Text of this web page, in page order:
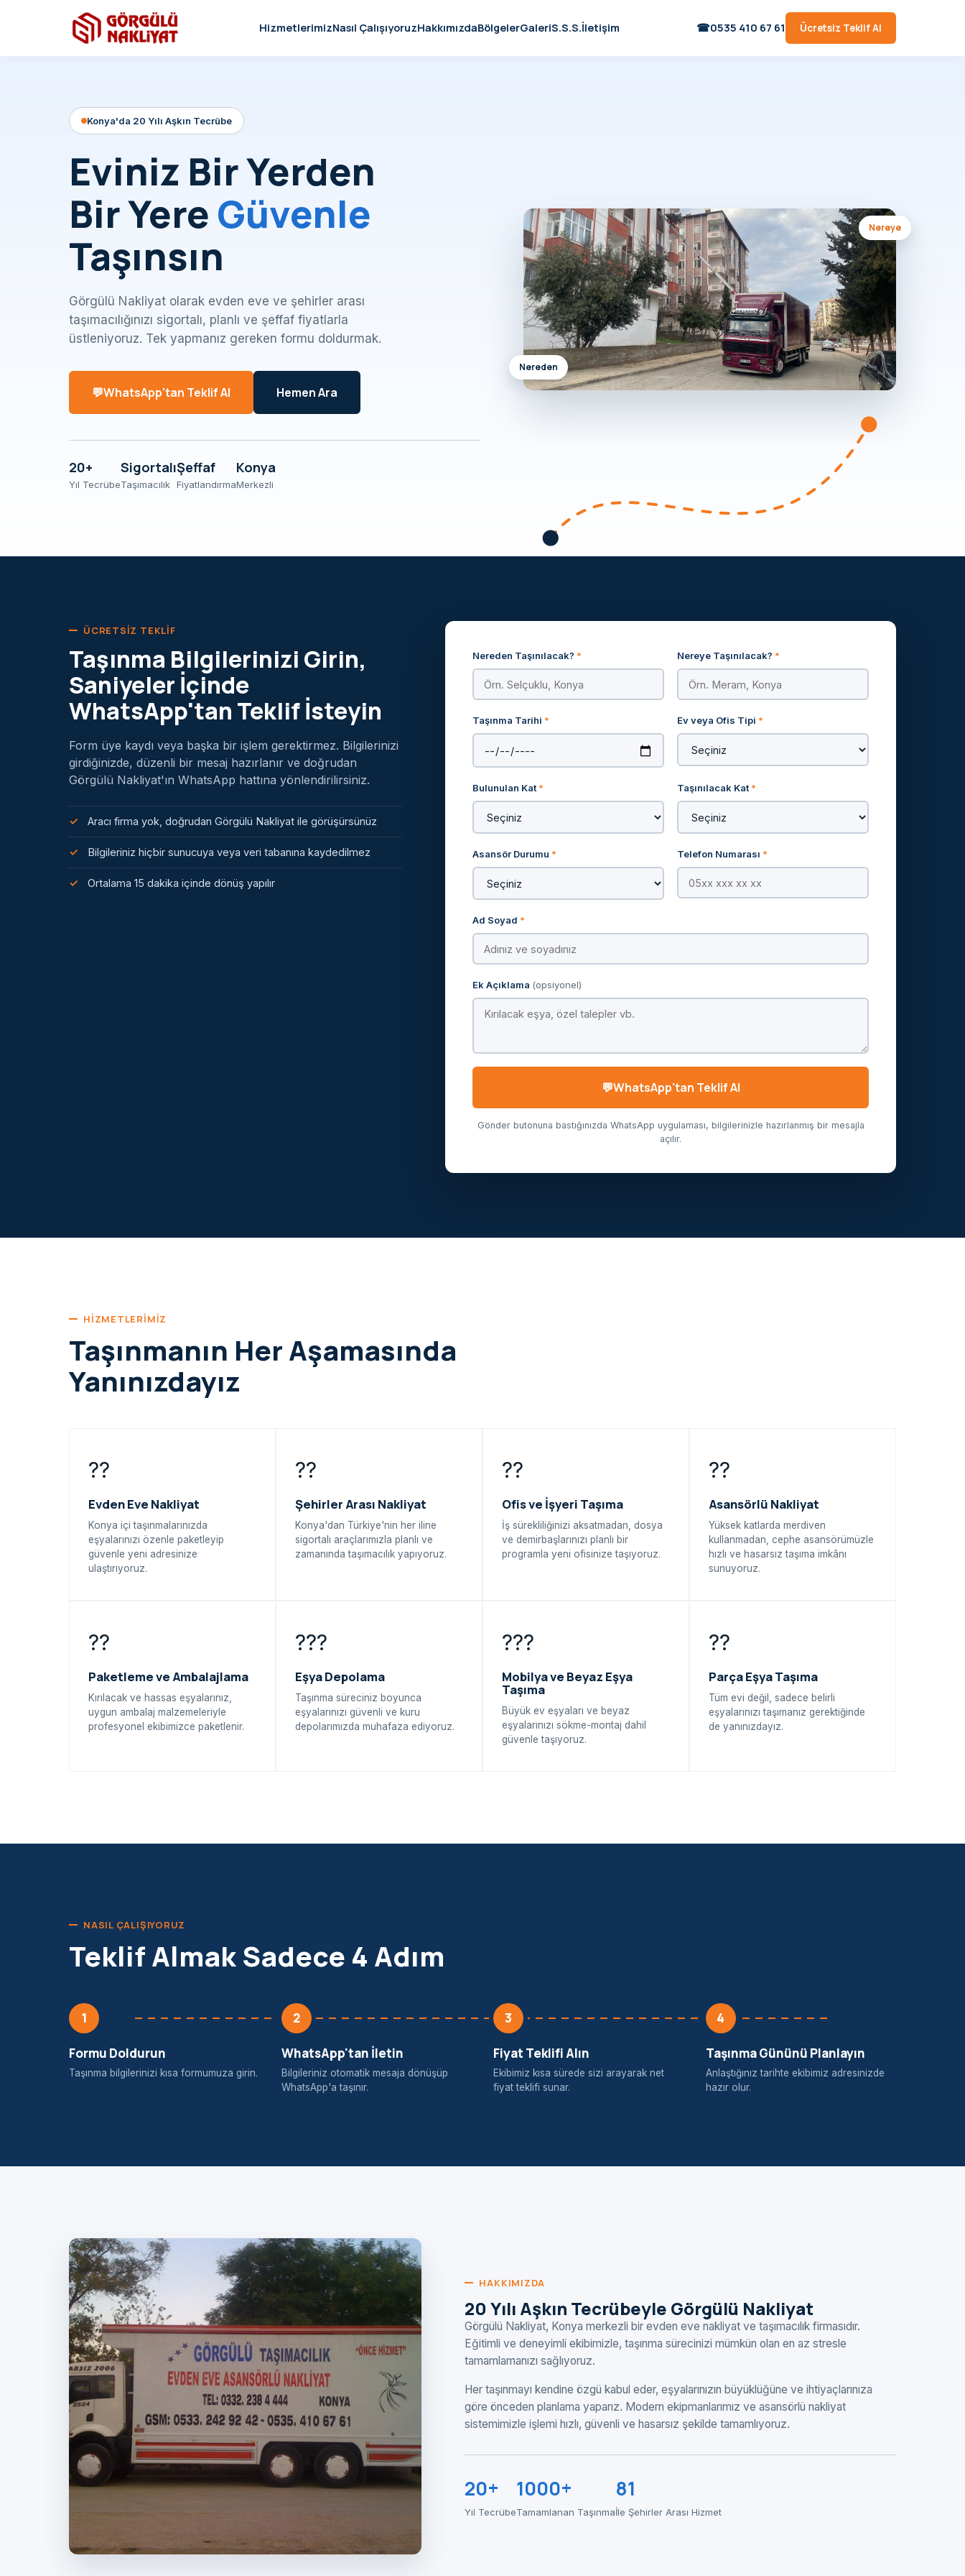
HizmetlerimizNasıl ÇalışıyoruzHakkımızdaBölgelerGaleriS.S.S.İletişim 0535 410 67 61 Ücretsiz Teklif Al
Konya'da 20 Yılı Aşkın Tecrübe
Eviniz Bir Yerden
Bir YereGüvenle
Taşınsın
Görgülü Nakliyat olarak evden eve ve şehirler arası
taşımacılığınızı sigortalı, planlı ve şeffaf fiyatlarla
üstleniyoruz. Tek yapmanız gereken formu doldurmak.
WhatsApp'tan Teklif Al Hemen Ara
20+
Yıl Tecrübe
Sigortalı
Taşımacılık
Şeffaf
Fiyatlandırma
Konya
Merkezli
Nereden
Nereye
ÜCRETSIZ TEKLIF
Taşınma Bilgilerinizi Girin,
Saniyeler İçinde
WhatsApp'tan Teklif İsteyin
Form üye kaydı veya başka bir işlem gerektirmez. Bilgilerinizi
girdiğinizde, düzenli bir mesaj hazırlanır ve doğrudan
Görgülü Nakliyat'ın WhatsApp hattına yönlendirilirsiniz.
Aracı firma yok, doğrudan Görgülü Nakliyat ile görüşürsünüz
Bilgileriniz hiçbir sunucuya veya veri tabanına kaydedilmez
Ortalama 15 dakika içinde dönüş yapılır
Nereden Taşınılacak? * Nereye Taşınılacak? *
Taşınma Tarihi * Ev veya Ofis Tipi *
Bulunulan Kat* Taşınılacak Kat*
Asansör Durumu * Telefon Numarası *
Ad Soyad *
Ek Açıklama (opsiyonel)
WhatsApp'tan Teklif Al
Gönder butonuna bastığınızda WhatsApp uygulaması, bilgilerinizle hazırlanmış bir mesajla
açılır.
HIZMETLERIMIZ
Taşınmanın Her Aşamasında
Yanınızdayız
??
Evden Eve Nakliyat
Konya içi taşınmalarınızda
eşyalarınızı özenle paketleyip
güvenle yeni adresinize
ulaştırıyoruz.
??
Şehirler Arası Nakliyat
Konya'dan Türkiye'nin her iline
sigortalı araçlarımızla planlı ve
zamanında taşımacılık yapıyoruz.
??
Ofis ve İşyeri Taşıma
İş sürekliliğinizi aksatmadan, dosya
ve demirbaşlarınızı planlı bir
programla yeni ofisinize taşıyoruz.
??
Asansörlü Nakliyat
Yüksek katlarda merdiven
kullanmadan, cephe asansörümüzle
hızlı ve hasarsız taşıma imkânı
sunuyoruz.
??
Paketleme ve Ambalajlama
Kırılacak ve hassas eşyalarınız,
uygun ambalaj malzemeleriyle
profesyonel ekibimizce paketlenir.
???
Eşya Depolama
Taşınma süreciniz boyunca
eşyalarınızı güvenli ve kuru
depolarımızda muhafaza ediyoruz.
???
Mobilya ve Beyaz Eşya
Taşıma
Büyük ev eşyaları ve beyaz
eşyalarınızı sökme-montaj dahil
güvenle taşıyoruz.
??
Parça Eşya Taşıma
Tüm evi değil, sadece belirli
eşyalarınızı taşımanız gerektiğinde
de yanınızdayız.
NASIL ÇALIŞIYORUZ
Teklif Almak Sadece 4 Adım
1
Formu Doldurun
Taşınma bilgilerinizi kısa formumuza girin.
2
WhatsApp'tan İletin
Bilgileriniz otomatik mesaja dönüşüp
WhatsApp'a taşınır.
3
Fiyat Teklifi Alın
Ekibimiz kısa sürede sizi arayarak net
fiyat teklifi sunar.
4
Taşınma Gününü Planlayın
Anlaştığınız tarihte ekibimiz adresinizde
hazır olur.
HAKKIMIZDA
20 Yılı Aşkın Tecrübeyle Görgülü Nakliyat
Görgülü Nakliyat, Konya merkezli bir evden eve nakliyat ve taşımacılık firmasıdır.
Eğitimli ve deneyimli ekibimizle, taşınma sürecinizi mümkün olan en az stresle
tamamlamanızı sağlıyoruz.
Her taşınmayı kendine özgü kabul eder, eşyalarınızın büyüklüğüne ve ihtiyaçlarınıza
göre önceden planlama yaparız. Modern ekipmanlarımız ve asansörlü nakliyat
sistemimizle işlemi hızlı, güvenli ve hasarsız şekilde tamamlıyoruz.
20+
Yıl Tecrübe
1000+
Tamamlanan Taşınma
81
İle Şehirler Arası Hizmet